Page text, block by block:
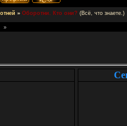
» Оборотни. Кто они? (Всё, что знаете.)
»